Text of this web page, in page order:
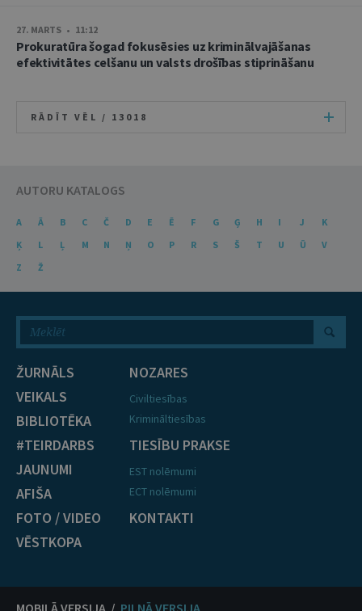
27. MARTS • 11:12
Prokuratūra šogad fokusēsies uz kriminālvajāšanas
efektivitātes celšanu un valsts drošības stiprināšanu
RĀDĪT VĒL / 13018
AUTORU KATALOGS
A Ā B C Č D E Ē F G Ģ H I J
K
Ķ
L Ļ M N Ņ O P R S Š T U Ū
V
Z
Ž
ŽURNĀLS
VEIKALS
BIBLIOTĒKA
#TEIRDARBS
JAUNUMI
AFIŠA
FOTO / VIDEO
VĒSTKOPA
NOZARES
Civiltiesības
Krimināltiesības
TIESĪBU PRAKSE
EST nolēmumi
ECT nolēmumi
KONTAKTI
MOBILĀ VERSIJA / PILNĀ VERSIJA